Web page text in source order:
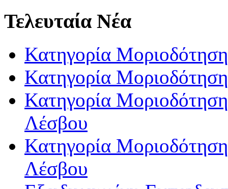
Τελευταία Νέα
Κατηγορία
Κατηγορία
Κατηγορία
Λέσβου
Κατηγορία
Λέσβου